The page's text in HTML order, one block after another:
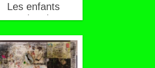
Les enfants
moulent les